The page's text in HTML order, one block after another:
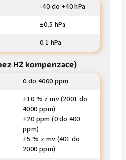
-40 do +40 hPa
±0.5 hPa
0.1 hPa
H2 kompenzace)
0 do 4000 ppm
±10 % z mv (2001 do
4000 ppm)
±20 ppm (0 do 400
ppm)
±5 % z mv (401 do
2000 ppm)